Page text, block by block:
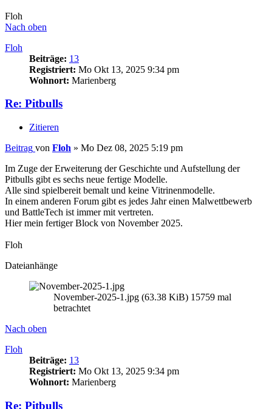
Floh
Nach oben
Floh
Beiträge: 13
Registriert: Mo Okt 13, 2025 9:34 pm
Wohnort: Marienberg
Re: Pitbulls
Zitieren
Beitrag von Floh » Mo Dez 08, 2025 5:19 pm
Im Zuge der Erweiterung der Geschichte und Aufstellung der
Pitbulls gibt es sechs neue fertige Modelle.
Alle sind spielbereit bemalt und keine Vitrinenmodelle.
In einem anderen Forum gibt es jedes Jahr einen Malwettbewerb
und BattleTech ist immer mit vertreten.
Hier mein fertiger Block von November 2025.
Floh
Dateianhänge
November-2025-1.jpg (63.38 KiB) 15759 mal
betrachtet
Nach oben
Floh
Beiträge: 13
Registriert: Mo Okt 13, 2025 9:34 pm
Wohnort: Marienberg
Re: Pitbulls